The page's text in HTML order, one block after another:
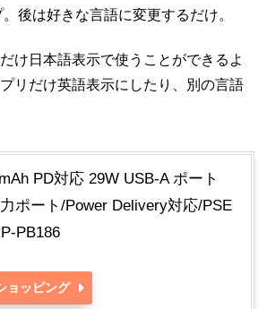
後は好きな言語に変更するだけ。
け日本語表示で使うことができるよ
リだけ英語表示にしたり、別の言語
PD対応 29W USB-A ポート
ポート/Power Delivery対応/PSE
PB186
ョッピング